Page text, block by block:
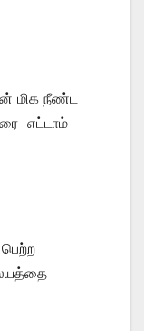
மிக நீண்ட
எட்டாம்
பெற்ற